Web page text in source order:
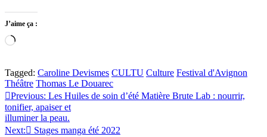
J’aime ça :
Chargement…
Tagged: Caroline Devismes CULTU Culture Festival d'Avignon
Théâtre Thomas Le Douarec
Navigation
de
l’article
Previous: Les Huiles de soin d’été Matière Brute Lab : nourrir,
tonifier, apaiser et
illuminer la peau.
Next:
Stages manga été 2022